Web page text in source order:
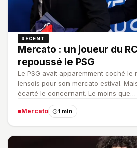
RÉCENT
Mercato : un joueur du
repoussé le PSG
Le PSG avait apparemment coché le
lensois pour son mercato estival.
écarté le concernant. Le moins que…
Mercato 1 min